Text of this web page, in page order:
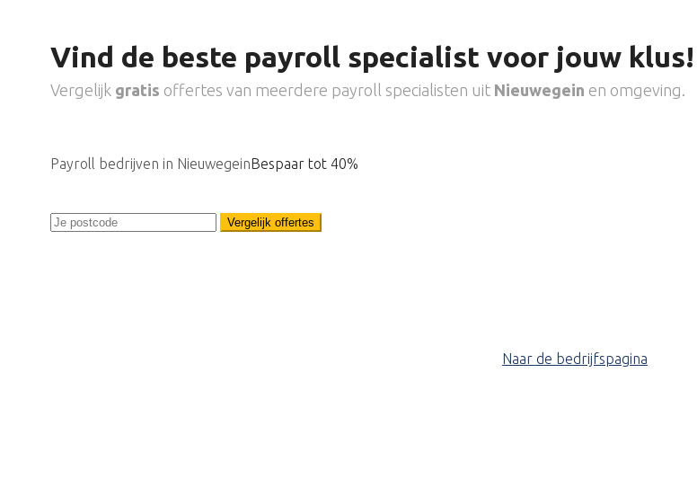
Vind de beste payroll specialist voor jouw klus!
Vergelijk gratis offertes van meerdere payroll specialisten uit Nieuwegein en omgeving.
Payroll bedrijven in NieuwegeinBespaar tot 40%
Vergelijk offertes
Naar de bedrijfspagina